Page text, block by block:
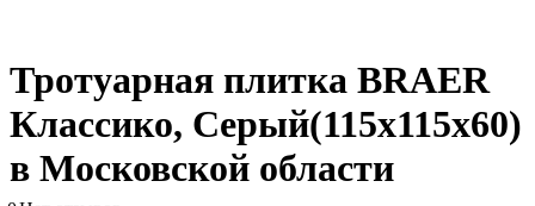
Тротуарная плитка BRAER
Классико, Серый(115х115х60)
в Московской области